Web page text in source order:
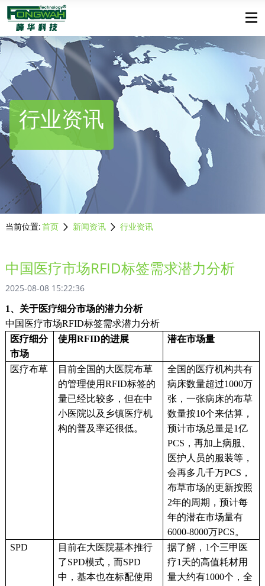
行业资讯
当前位置:首页 新闻资讯 行业资讯
中国医疗市场RFID标签需求潜力分析
2025-08-08 15:22:36
1、关于医疗细分市场的潜力分析
中国医疗市场RFID标签需求潜力分析
医疗细分
市场
使用RFID的进展 潜在市场量
医疗布草
目前全国的大医院布草
的管理使用RFID标签的
量已经比较多，但在中
小医院以及乡镇医疗机
构的普及率还很低。
全国的医疗机构共有
病床数量超过1000万
张，一张病床的布草
数量按10个来估算，
预计市场总量是1亿
PCS，再加上病服、
医护人员的服装等，
会再多几千万PCS，
布草市场的更新按照
2年的周期，预计每
年的潜在市场量有
6000-8000万PCS。
SPD
目前在大医院基本推行
了SPD模式，而SPD
中，基本也在标配使用
据了解， 1个三甲医
疗1天的高值耗材用
量大约有1000个，全